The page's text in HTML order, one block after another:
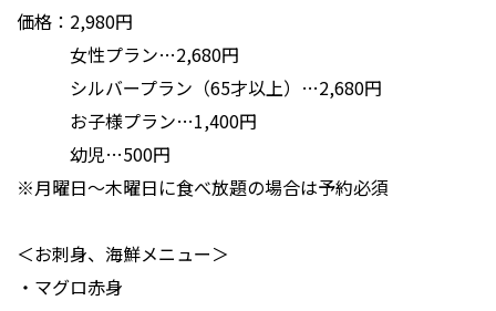
価格：2,980円
女性プラン…2,680円
シルバープラン（65才以上）…2,680円
お子様プラン…1,400円
幼児…500円
※月曜日～木曜日に食べ放題の場合は予約必須
＜お刺身、海鮮メニュー＞
・マグロ赤身